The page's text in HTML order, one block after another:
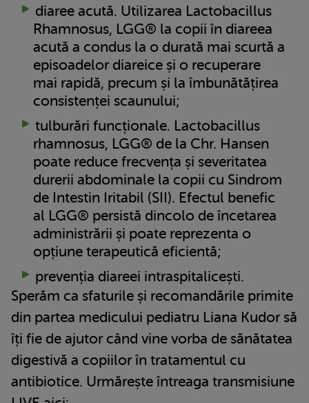
diaree acută. Utilizarea Lactobacillus
Rhamnosus, LGG® la copii în diareea
acută a condus la o durată mai scurtă a
episoadelor diareice și o recuperare
mai rapidă, precum și la îmbunătățirea
consistenței scaunului;
tulburări funcționale. Lactobacillus
rhamnosus, LGG® de la Chr. Hansen
poate reduce frecvența și severitatea
durerii abdominale la copii cu Sindrom
de Intestin Iritabil (SII). Efectul benefic
al LGG® persistă dincolo de încetarea
administrării și poate reprezenta o
opțiune terapeutică eficientă;
prevenția diareei intraspitalicești.
Sperăm ca sfaturile și recomandările primite
din partea medicului pediatru Liana Kudor să
îți fie de ajutor când vine vorba de sănătatea
digestivă a copiilor în tratamentul cu
antibiotice. Urmărește întreaga transmisiune